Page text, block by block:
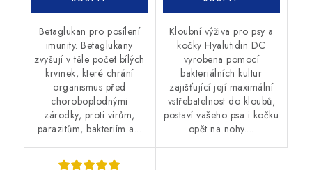
Betaglukan pro posílení
imunity. Betaglukany
zvyšují v těle počet bílých
krvinek, které chrání
organismus před
choroboplodnými
zárodky, proti virům,
parazitům, bakteriím a...
Kloubní výživa pro psy a
kočky Hyalutidin DC
vyrobena pomocí
bakteriálních kultur
zajišťující její maximální
vstřebatelnost do kloubů,
postaví vašeho psa i kočku
opět na nohy....